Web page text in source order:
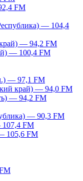
FM
— 104,4
— 94,2 FM
— 100,4 FM
— 97,1 FM
край) — 94,0 FM
— 94,2 FM
— 90,3 FM
FM
105,6 FM